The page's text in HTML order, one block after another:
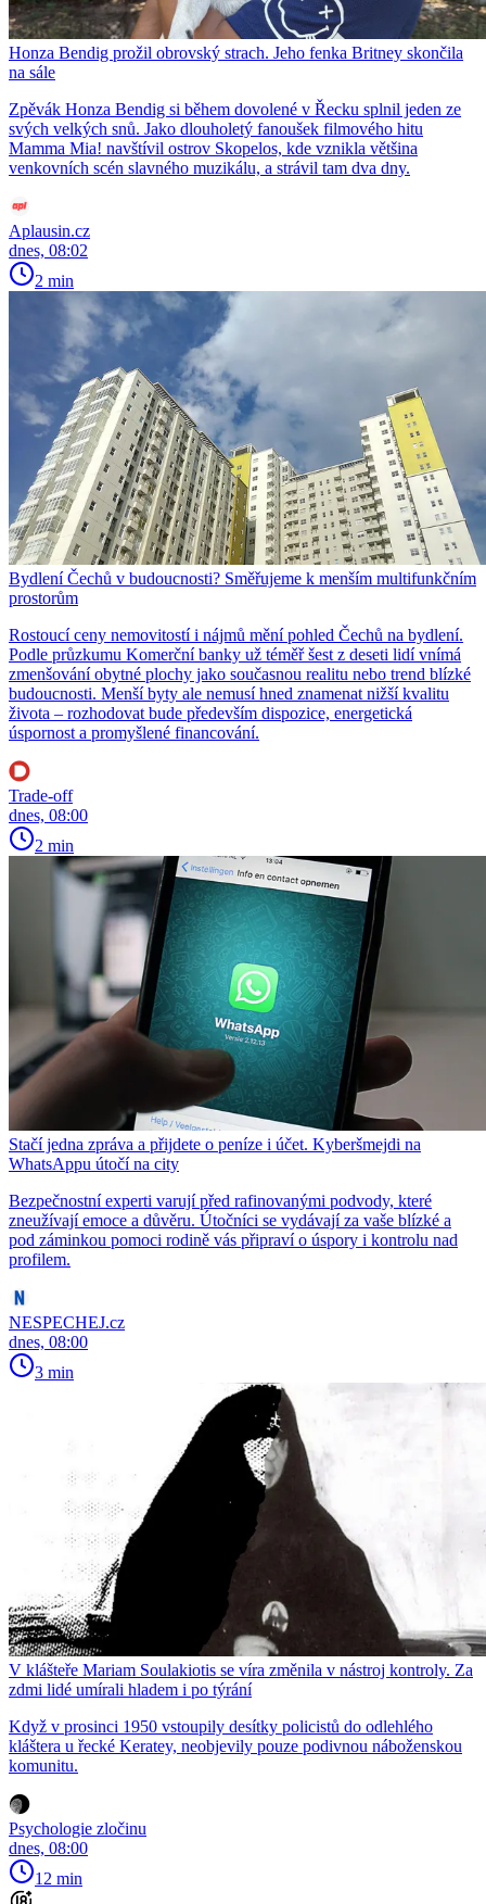
Honza Bendig prožil obrovský strach. Jeho fenka Britney skončila
na sále
Zpěvák Honza Bendig si během dovolené v Řecku splnil jeden ze
svých velkých snů. Jako dlouholetý fanoušek filmového hitu
Mamma Mia! navštívil ostrov Skopelos, kde vznikla většina
venkovních scén slavného muzikálu, a strávil tam dva dny.
Aplausin.cz
dnes, 08:02
2 min
Bydlení Čechů v budoucnosti? Směřujeme k menším multifunkčním
prostorům
Rostoucí ceny nemovitostí i nájmů mění pohled Čechů na bydlení.
Podle průzkumu Komerční banky už téměř šest z deseti lidí vnímá
zmenšování obytné plochy jako současnou realitu nebo trend blízké
budoucnosti. Menší byty ale nemusí hned znamenat nižší kvalitu
života – rozhodovat bude především dispozice, energetická
úspornost a promyšlené financování.
Trade-off
dnes, 08:00
2 min
Stačí jedna zpráva a přijdete o peníze i účet. Kyberšmejdi na
WhatsAppu útočí na city
Bezpečnostní experti varují před rafinovanými podvody, které
zneužívají emoce a důvěru. Útočníci se vydávají za vaše blízké a
pod záminkou pomoci rodině vás připraví o úspory i kontrolu nad
profilem.
NESPECHEJ.cz
dnes, 08:00
3 min
V klášteře Mariam Soulakiotis se víra změnila v nástroj kontroly. Za
zdmi lidé umírali hladem i po týrání
Když v prosinci 1950 vstoupily desítky policistů do odlehlého
kláštera u řecké Keratey, neobjevily pouze podivnou náboženskou
komunitu.
Psychologie zločinu
dnes, 08:00
12 min